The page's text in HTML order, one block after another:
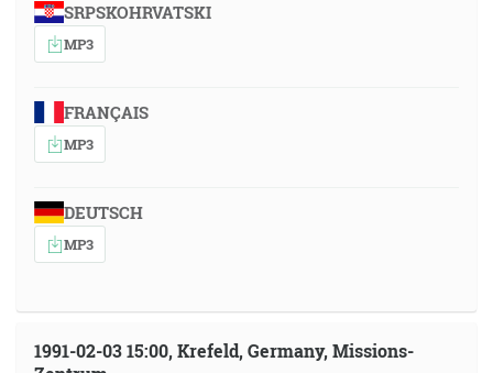
SRPSKOHRVATSKI
MP3
FRANÇAIS
MP3
DEUTSCH
MP3
1991-02-03 15:00, Krefeld, Germany, Missions-